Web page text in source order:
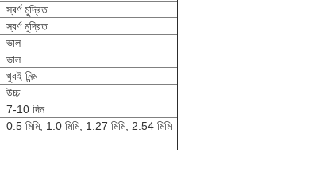
স্বর্ণ মুদ্রিত
স্বর্ণ মুদ্রিত
ভাল
ভাল
খুবই নিন্ম
উচ্চ
7-10 দিন
0.5 মিমি, 1.0 মিমি, 1.27 মিমি, 2.54 মিমি